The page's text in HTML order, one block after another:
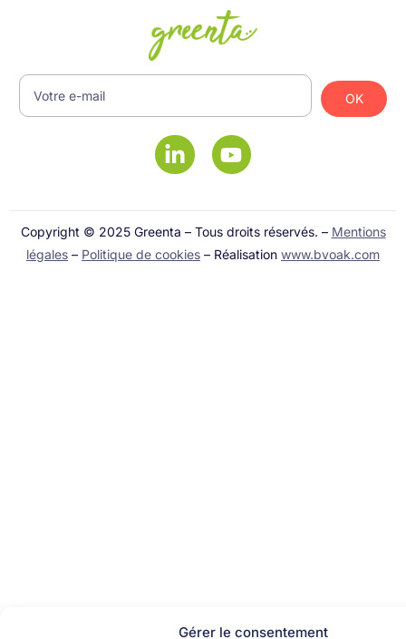
Gérer le consentement
OK
Copyright © 2025 Greenta – Tous droits réservés. – Mentions
légales – Politique de cookies – Réalisation www.bvoak.com